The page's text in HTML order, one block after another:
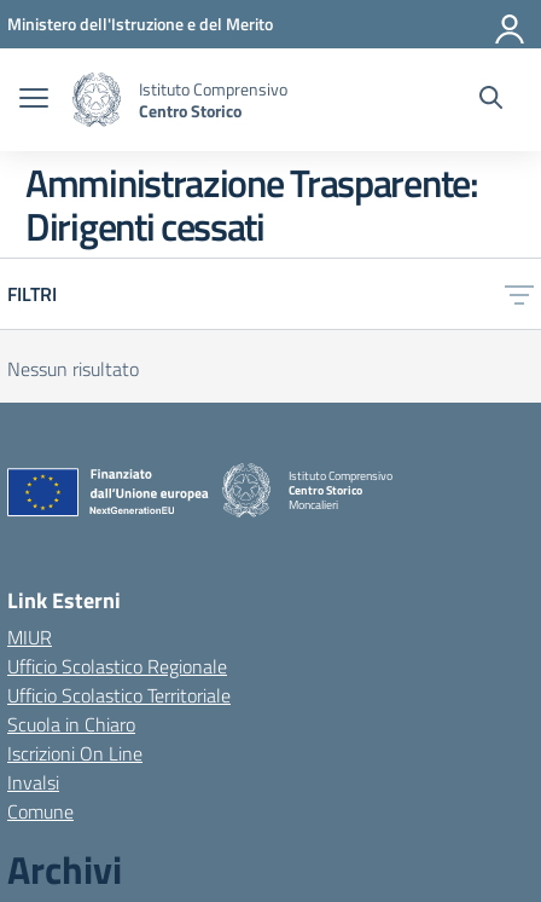
Vai ai contenuti
Vai al menu di navigazione
Vai al footer
Ministero dell'Istruzione e del Merito
Istituto Comprensivo
Centro Storico
Amministrazione Trasparente:
Dirigenti cessati
FILTRI
Nessun risultato
Istituto Comprensivo
Centro Storico
Moncalieri
Link Esterni
MIUR
Ufficio Scolastico Regionale
Ufficio Scolastico Territoriale
Scuola in Chiaro
Iscrizioni On Line
Invalsi
Comune
Archivi